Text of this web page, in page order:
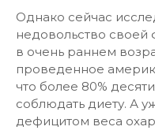
Однако сейчас
недовольство своей
в очень раннем
проведенное
что более 80%
соблюдать диету. А
дефицитом веса